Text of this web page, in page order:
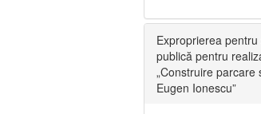
Exproprierea
publică pentru
„Construire
Eugen Ionescu”